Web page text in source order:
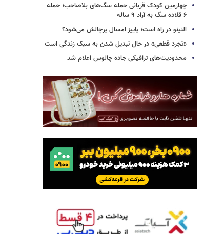
چهارمین کودک قربانی حمله سگ‌های بلاصاحب؛ حمله
۶ قلاده سگ به آراد ۹ ساله
النینو در راه است؛ پاییز امسال پرچالش می‌شود؟
«تجرد قطعی» در حال تبدیل شدن به سبک زندگی است
محدودیت‌های ترافیکی جاده چالوس اعلام شد